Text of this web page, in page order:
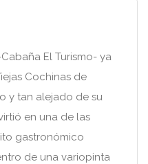
El Turismo- ya
Cochinas de
y tan alejado de su
en una de las
gastronómico
de una variopinta